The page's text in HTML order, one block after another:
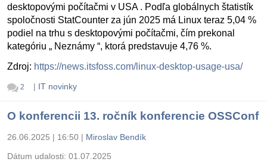
desktopovými počítačmi v USA . Podľa globálnych štatistík
spoločnosti StatCounter za jún 2025 má Linux teraz 5,04 %
podiel na trhu s desktopovými počítačmi, čím prekonal
kategóriu „ Neznámy “, ktorá predstavuje 4,76 %.
Zdroj: https://news.itsfoss.com/linux-desktop-usage-usa/
2 | IT novinky
O konferencii 13. ročník konferencie OSSConf
26.06.2025 | 16:50 | Miroslav Bendík
Dátum udalosti: 01.07.2025